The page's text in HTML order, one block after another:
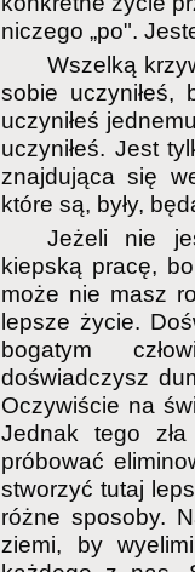
niczego „po".
Wszelką
sobie uczyniłeś,
uczyniłeś
uczyniłeś. Jest
znajdująca się
które są, były,
Jeżeli nie
kiepską pracę,
może nie masz
lepsze życie.
bogatym
doświadczysz
Oczywiście na
Jednak tego
próbować
stworzyć tutaj
różne sposoby.
ziemi, by